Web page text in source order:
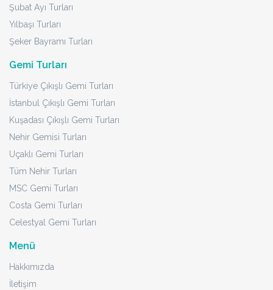
Şubat Ayı Turları
Yılbaşı Turları
Şeker Bayramı Turları
Gemi Turları
Türkiye Çıkışlı Gemi Turları
İstanbul Çıkışlı Gemi Turları
Kuşadası Çıkışlı Gemi Turları
Nehir Gemisi Turları
Uçaklı Gemi Turları
Tüm Nehir Turları
MSC Gemi Turları
Costa Gemi Turları
Celestyal Gemi Turları
Menü
Hakkımızda
İletişim